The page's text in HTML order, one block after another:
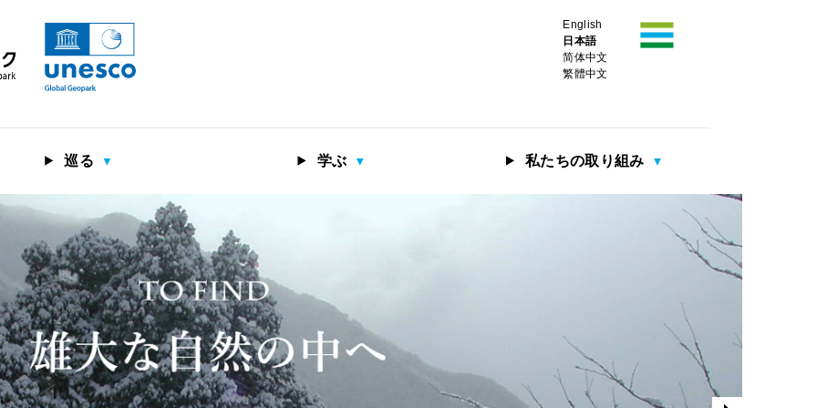
English
日本語
简体中文
繁體中文
巡る 学ぶ 私たちの取り組み